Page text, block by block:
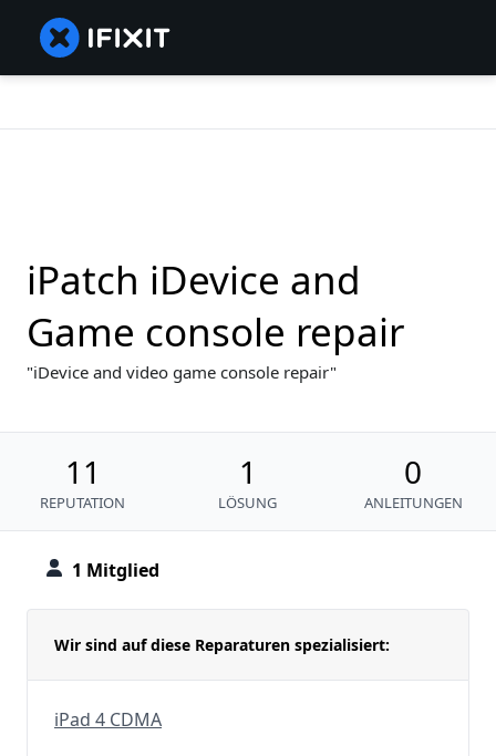
1 Mitglied
iPatch iDevice and
Game console repair
iDevice and video game console repair
11
REPUTATION
1
LÖSUNG
0
ANLEITUNGEN
Wir sind auf diese Reparaturen spezialisiert:
iPad 4 CDMA